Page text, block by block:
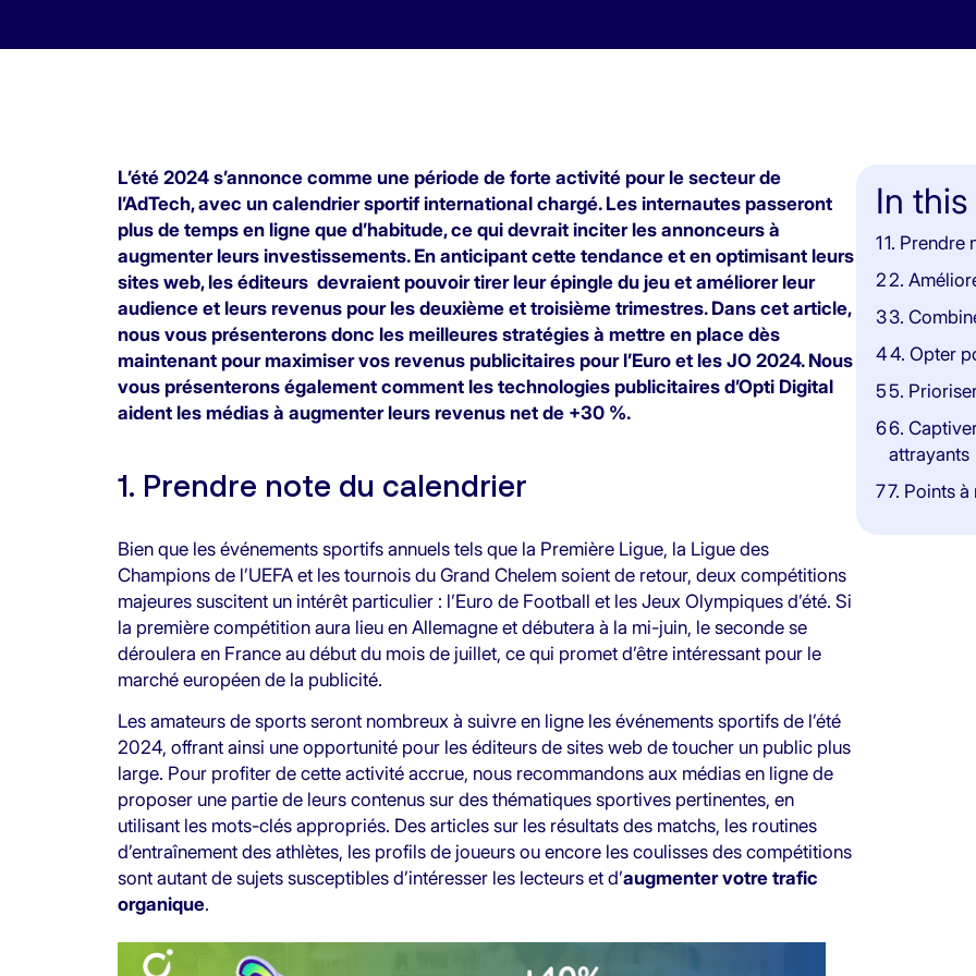
L’été 2024 s’annonce comme une période de forte activité pour le secteur de
l’AdTech, avec un calendrier sportif international chargé. Les internautes passeront
plus de temps en ligne que d’habitude, ce qui devrait inciter les annonceurs à
augmenter leurs investissements. En anticipant cette tendance et en optimisant leurs
sites web, les éditeurs devraient pouvoir tirer leur épingle du jeu et améliorer leur
audience et leurs revenus pour les deuxième et troisième trimestres. Dans cet article,
nous vous présenterons donc les meilleures stratégies à mettre en place dès
maintenant pour maximiser vos revenus publicitaires pour l’Euro et les JO 2024. Nous
vous présenterons également comment les technologies publicitaires d’Opti Digital
aident les médias à augmenter leurs revenus net de +30 %.
1. Prendre note du calendrier
Bien que les événements sportifs annuels tels que la Première Ligue, la Ligue des
Champions de l’UEFA et les tournois du Grand Chelem soient de retour, deux compétitions
majeures suscitent un intérêt particulier : l’Euro de Football et les Jeux Olympiques d’été. Si
la première compétition aura lieu en Allemagne et débutera à la mi-juin, le seconde se
déroulera en France au début du mois de juillet, ce qui promet d’être intéressant pour le
marché européen de la publicité.
Les amateurs de sports seront nombreux à suivre en ligne les événements sportifs de l’été
2024, offrant ainsi une opportunité pour les éditeurs de sites web de toucher un public plus
large. Pour profiter de cette activité accrue, nous recommandons aux médias en ligne de
proposer une partie de leurs contenus sur des thématiques sportives pertinentes, en
utilisant les mots-clés appropriés. Des articles sur les résultats des matchs, les routines
d’entraînement des athlètes, les profils de joueurs ou encore les coulisses des compétitions
sont autant de sujets susceptibles d’intéresser les lecteurs et d’augmenter votre trafic
organique.
In
11. Prendre
22.
33.
44. Opter
55.
66.
attrayants
77. Points